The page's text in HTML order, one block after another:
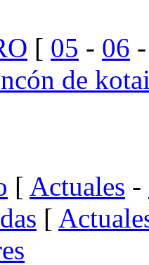
[ 05 - 06
de
[ Actuales -
[